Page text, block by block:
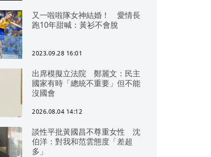
又一啦啦隊女神結婚！ 愛情長
跑10年甜喊：黃衫不會脫
2023.09.28 16:01
出席模擬立法院 鄭麗文：民主
國家有時「總統不重要」但不能
沒國會
2026.08.04 14:12
談性平批黃國昌不尊重女性 沈
伯洋：對我和范雲態度「差超
多」